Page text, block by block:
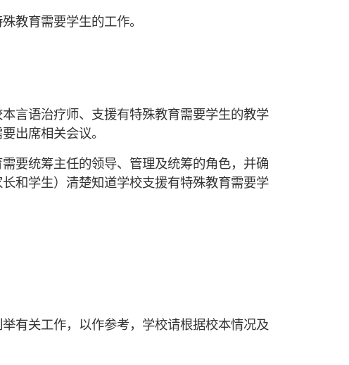
教育需要学生的工作。
言语治疗师、支援有特殊教育需要学生的教学
出席相关会议。
要统筹主任的领导、管理及统筹的角色，并确
和学生）清楚知道学校支援有特殊教育需要学
有关工作，以作参考，学校请根据校本情况及